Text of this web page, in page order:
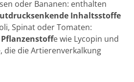
oder Bananen: enthalten
Inhaltsstoffe
Spinat oder Tomaten:
e wie Lycopin und
die die Artierenverkalkung